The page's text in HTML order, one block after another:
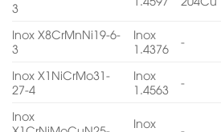
3
Inox X8CrMnNi19-6-
3
Inox
1.4376
-
Inox X1NiCrMo31-
27-4
Inox
1.4563
-
Inox
Inox